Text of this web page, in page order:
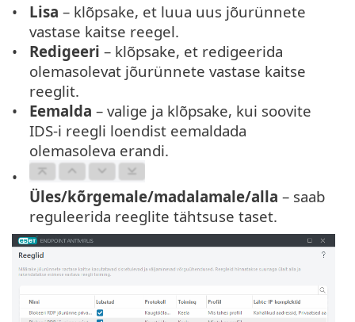
Lisa – klõpsake, et luua uus jõurünnete
vastase kaitse reegel.
Redigeeri – klõpsake, et redigeerida
olemasolevat jõurünnete vastase kaitse
reeglit.
Eemalda – valige ja klõpsake, kui soovite
IDS-i reegli loendist eemaldada
olemasoleva erandi.
Üles/kõrgemale/madalamale/alla – saab
reguleerida reeglite tähtsuse taset.